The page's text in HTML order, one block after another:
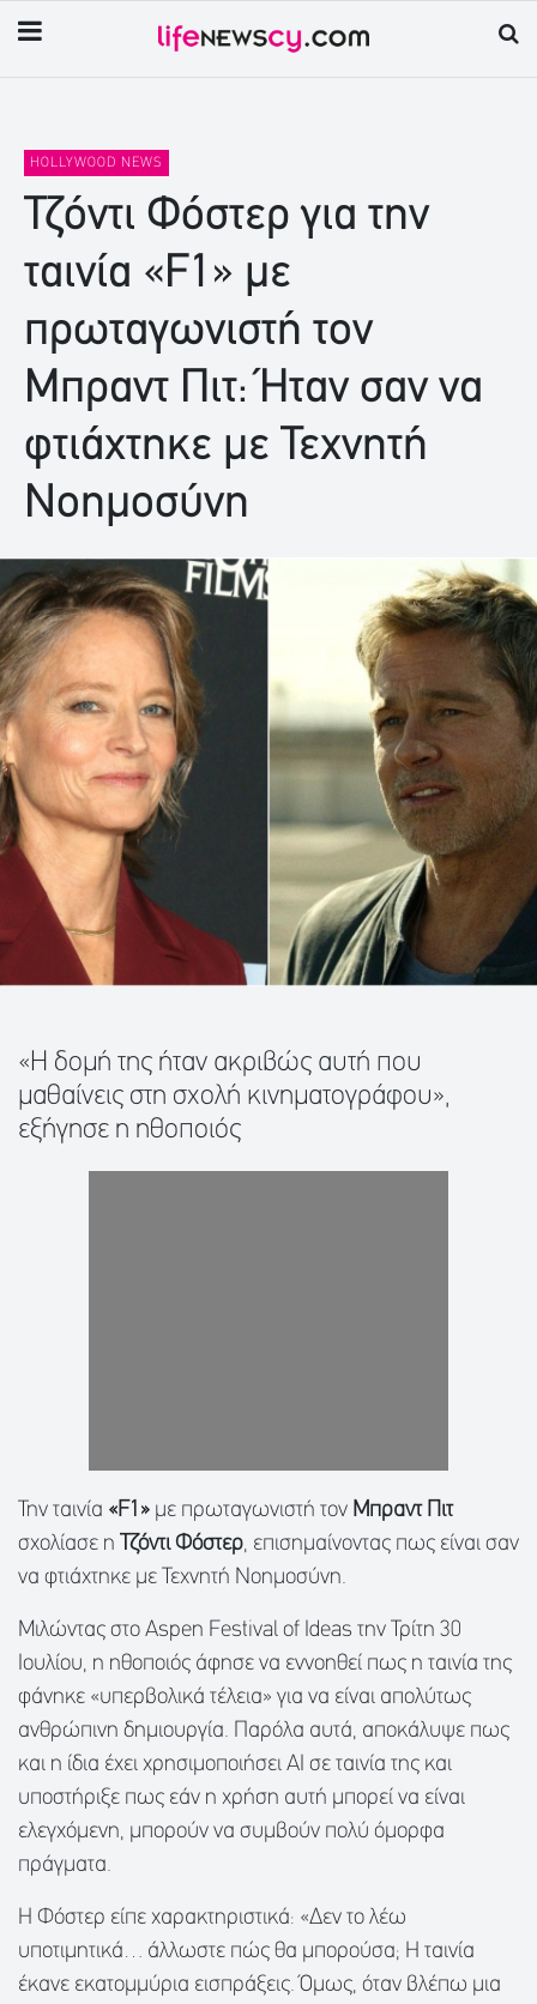
HOLLYWOOD NEWS
Τζόντι Φόστερ για την
ταινία «F1» με
πρωταγωνιστή τον
Μπραντ Πιτ: Ήταν σαν να
φτιάχτηκε με Τεχνητή
Νοημοσύνη
«Η δομή της ήταν ακριβώς αυτή που
μαθαίνεις στη σχολή κινηματογράφου»,
εξήγησε η ηθοποιός
Την ταινία «F1» με πρωταγωνιστή τον Μπραντ Πιτ
σχολίασε η Τζόντι Φόστερ, επισημαίνοντας πως είναι σαν
να φτιάχτηκε με Τεχνητή Νοημοσύνη.
Μιλώντας στο Aspen Festival of Ideas την Τρίτη 30
Ιουλίου, η ηθοποιός άφησε να εννοηθεί πως η ταινία της
φάνηκε «υπερβολικά τέλεια» για να είναι απολύτως
ανθρώπινη δημιουργία. Παρόλα αυτά, αποκάλυψε πως
και η ίδια έχει χρησιμοποιήσει AI σε ταινία της και
υποστήριξε πως εάν η χρήση αυτή μπορεί να είναι
ελεγχόμενη, μπορούν να συμβούν πολύ όμορφα
πράγματα.
Η Φόστερ είπε χαρακτηριστικά: «Δεν το λέω
υποτιμητικά… άλλωστε πώς θα μπορούσα; Η ταινία
έκανε εκατομμύρια εισπράξεις. Όμως, όταν βλέπω μια